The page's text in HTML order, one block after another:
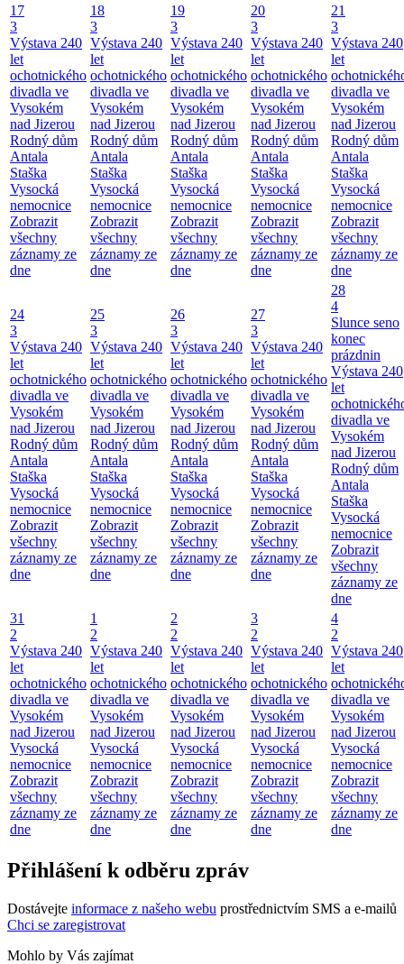
17
3
Výstava 240
let
ochotnického
divadla ve
Vysokém
nad Jizerou
Rodný dům
Antala
Staška
Vysocká
nemocnice
Zobrazit
všechny
záznamy ze
dne
18
3
Výstava 240
let
ochotnického
divadla ve
Vysokém
nad Jizerou
Rodný dům
Antala
Staška
Vysocká
nemocnice
Zobrazit
všechny
záznamy ze
dne
19
3
Výstava 240
let
ochotnického
divadla ve
Vysokém
nad Jizerou
Rodný dům
Antala
Staška
Vysocká
nemocnice
Zobrazit
všechny
záznamy ze
dne
20
3
Výstava 240
let
ochotnického
divadla ve
Vysokém
nad Jizerou
Rodný dům
Antala
Staška
Vysocká
nemocnice
Zobrazit
všechny
záznamy ze
dne
21
3
Výstava 240
let
divadla ve
Vysokém
nad Jizerou
Rodný dům
Antala
Staška
Vysocká
nemocnice
Zobrazit
všechny
záznamy ze
dne
24
3
Výstava 240
let
ochotnického
divadla ve
Vysokém
nad Jizerou
Rodný dům
Antala
Staška
Vysocká
nemocnice
Zobrazit
všechny
záznamy ze
dne
25
3
Výstava 240
let
ochotnického
divadla ve
Vysokém
nad Jizerou
Rodný dům
Antala
Staška
Vysocká
nemocnice
Zobrazit
všechny
záznamy ze
dne
26
3
Výstava 240
let
ochotnického
divadla ve
Vysokém
nad Jizerou
Rodný dům
Antala
Staška
Vysocká
nemocnice
Zobrazit
všechny
záznamy ze
dne
27
3
Výstava 240
let
ochotnického
divadla ve
Vysokém
nad Jizerou
Rodný dům
Antala
Staška
Vysocká
nemocnice
Zobrazit
všechny
záznamy ze
dne
28
4
Slunce seno
konec
prázdnin
Výstava 240
let
divadla ve
Vysokém
nad Jizerou
Rodný dům
Antala
Staška
Vysocká
nemocnice
Zobrazit
všechny
záznamy ze
dne
31
2
Výstava 240
let
ochotnického
divadla ve
Vysokém
nad Jizerou
Vysocká
nemocnice
Zobrazit
všechny
záznamy ze
dne
1
2
Výstava 240
let
ochotnického
divadla ve
Vysokém
nad Jizerou
Vysocká
nemocnice
Zobrazit
všechny
záznamy ze
dne
2
2
Výstava 240
let
ochotnického
divadla ve
Vysokém
nad Jizerou
Vysocká
nemocnice
Zobrazit
všechny
záznamy ze
dne
3
2
Výstava 240
let
ochotnického
divadla ve
Vysokém
nad Jizerou
Vysocká
nemocnice
Zobrazit
všechny
záznamy ze
dne
4
2
Výstava 240
let
divadla ve
Vysokém
nad Jizerou
Vysocká
nemocnice
Zobrazit
všechny
záznamy ze
dne
Přihlášení k odběru zpráv
Dostávejte informace z našeho webu prostřednictvím SMS a e-mailů
Chci se zaregistrovat
Mohlo by Vás zajímat